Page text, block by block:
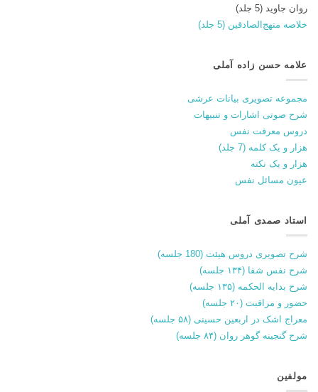
روان جاوید (5 جلد)
خلاصه منهج‌الصادقین (5 جلد)
علامه حسن زاده آملی
مجموعه تصویری بیانات عرشی
شرح صوتی اشارات و تنبیهات
دروس معرفت نفس
هزار و یک کلمه (7 جلد)
هزار و یک نکته
عیون مسائل نفس
استاد صمدی آملی
شرح تصویری دروس هیئت (180 جلسه)
شرح نفس شفا (۱۳۴ جلسه)
شرح بدایه الحکمه (۱۳۵ جلسه)
حضور و مراقبت (۲۰ جلسه)
معراج اشک در اربعین حسینی (۵۸ جلسه)
شرح گنجینه گوهر روان (۸۴ جلسه)
مولفین